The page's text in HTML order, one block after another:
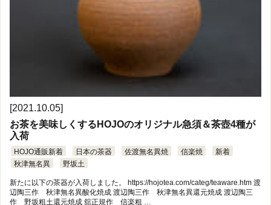
[2021.10.05]
お茶を美味しくするHOJOのオリジナル急須＆茶壺4種が
入荷
HOJO通販新着 日本の茶器 佐渡無名異焼 信楽焼
新着
秋津無名異
野坂土
新たに以下の茶器が入荷しました。 https://hojotea.com/categ/teaware.htm 渡
辺陶三作 秋津無名異酸化焼成 渡辺陶三作 秋津無名異還元焼成 渡辺陶三
作 野坂粗土還元焼成 舘正規作 信楽粗 …